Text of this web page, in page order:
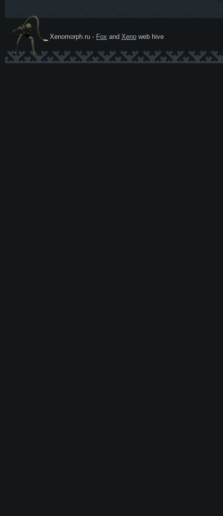
Ксеномо
Xenomorph.ru - Fox and Xeno web hive